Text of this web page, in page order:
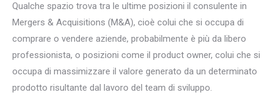
Qualche spazio trova tra le ultime posizioni il consulente in
Mergers & Acquisitions (M&A), cioè colui che si occupa di
comprare o vendere aziende, probabilmente è più da libero
professionista, o posizioni come il product owner, colui che si
occupa di massimizzare il valore generato da un determinato
prodotto risultante dal lavoro del team di sviluppo.